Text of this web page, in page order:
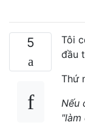
5
Tôi
đầu
Thứ
Nếu